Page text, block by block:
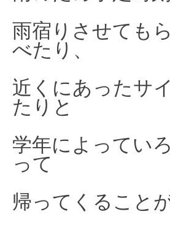
雨宿りさせても
べたり、
近くにあったサ
たりと
学年によってい
って
帰ってくること